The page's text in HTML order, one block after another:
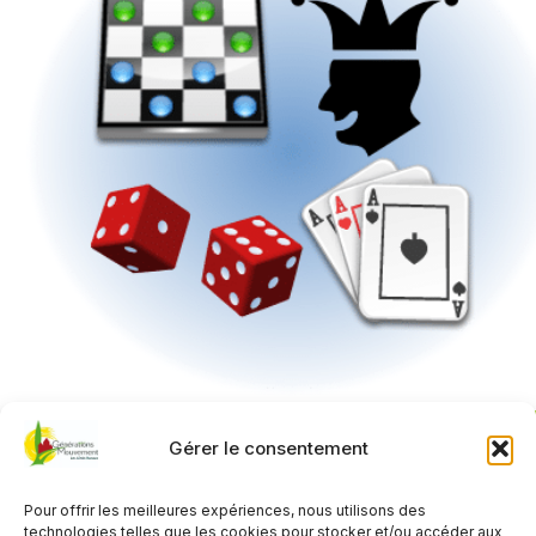
Gérer le consentement
Pour offrir les meilleures expériences, nous utilisons des
technologies telles que les cookies pour stocker et/ou accéder aux
QUAND
27 mars 2025